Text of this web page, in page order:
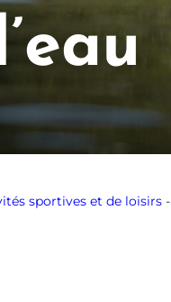
sportives et de loisirs-